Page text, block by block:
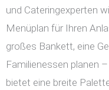
und Cateringexperten
Menüplan für Ihren
großes Bankett, eine
Familienessen planen
bietet eine breite